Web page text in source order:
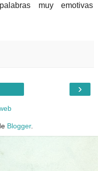
muy emotivas
›
Blogger.